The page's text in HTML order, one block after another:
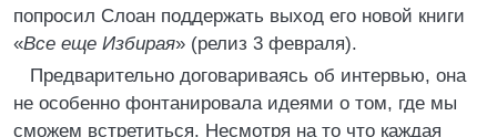
попросил Слоан поддержать выход его новой книги
«Все еще Избирая» (релиз 3 февраля).
Предварительно договариваясь об интервью, она
не особенно фонтанировала идеями о том, где мы
сможем встретиться. Несмотря на то что каждая